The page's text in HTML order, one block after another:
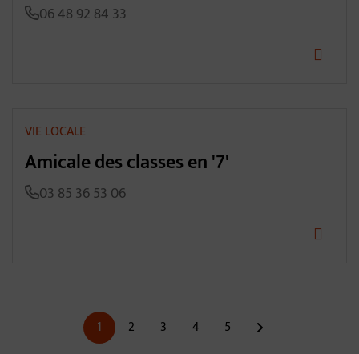
06 48 92 84 33
VIE LOCALE
Amicale des classes en '7'
03 85 36 53 06
Pagination
1 2 3 4 5 suivant